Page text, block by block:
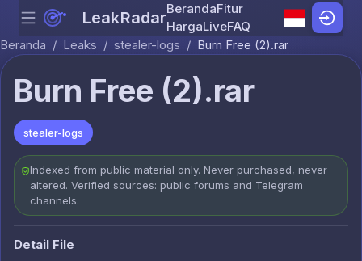
Skip to content
Menu LeakRadarBerandaFitur
HargaLiveFAQ
Beranda / Leaks / stealer-logs / Burn Free (2).rar
Burn Free (2).rar
stealer-logs
Indexed from public material only. Never purchased, never
altered. Verified sources: public forums and Telegram
channels.
Detail File